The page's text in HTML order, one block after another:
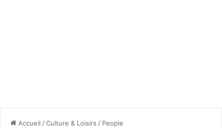
Accueil /Culture & Loisirs / People